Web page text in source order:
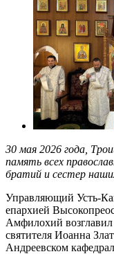
30 мая 2026 года,
память всех
братий и сестер
Управляющий Усть-
епархией
Амфилохий
святителя Иоанна
Андреевском